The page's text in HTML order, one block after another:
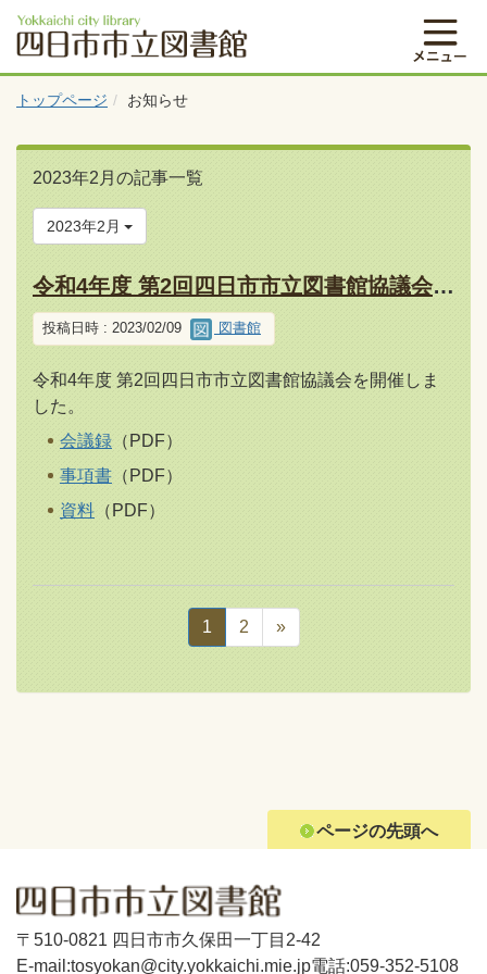
トップページ お知らせ
2023年2月の記事一覧
2023年2月
令和4年度 第2回四日市市立図書館協議会について（報告）
投稿日時 : 2023/02/09 図書館
令和4年度 第2回四日市市立図書館協議会を開催しま
した。
会議録 （PDF）
事項書 （PDF）
資料 （PDF）
1 2 »
ページの先頭へ
〒510-0821 四日市市久保田一丁目2-42
E-mail:tosyokan@city.yokkaichi.mie.jp電話:059-352-5108